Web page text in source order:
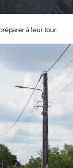
à leur tour.